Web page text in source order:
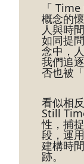
「
概念的
人與時
如同提
念中，
我們追
否也被
看似相
Still
性，捕
段，運
建構時
跡。